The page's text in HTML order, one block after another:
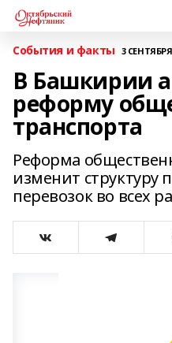
События и факты 3 СЕНТЯБРЯ
В Башкирии
реформу
транспорта
Реформа
изменит структуру
перевозок во всех